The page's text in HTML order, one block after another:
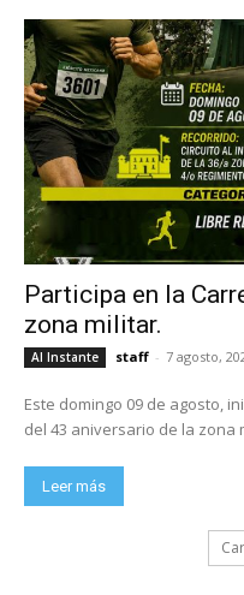
Participa en la
zona militar.
Al Instante staff - 7 agosto,
Este domingo 09 de agosto, inicia
Leer más